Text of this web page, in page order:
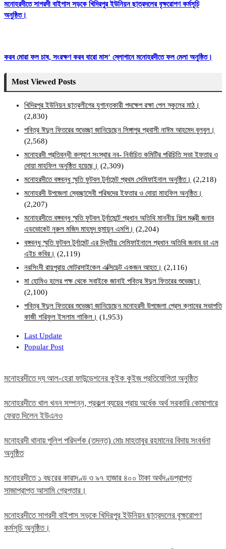
মনোহরদীতে সাগরদী বাইপাস সড়কে খিদিরপুর ইউনিয়ন ছাত্রদলের বৃক্ষরোপণ কর্মসূচি
অনুষ্ঠিত।
করব মোরা ফল চাষ, সংরক্ষণ করব বারো মাস’ স্লোগানে মনোহরদীতে ফল মেলা অনুষ্ঠিত।
Most Viewed Posts
খিদিরপুর ইউনিয়ন ছাত্রলীগের যুগান্তকারী পদক্ষেপ রক্ষা পেল স্কুলের মাঠ।
(2,830)
পবিত্র ঈদুল ফিতরের শুভেচ্ছা জানিয়েছেন সিঙ্গাপুর প্রবাসী নাঈম আহমেদ বুলবুল।
(2,568)
মনোহরদী প্রতিবন্ধী কল্যাণ সংস্থার নব- নির্বাচিত কমিটির পরিচিতি সভা ইফতার ও
দোয়া মাহফিল অনুষ্ঠিত হয়েছে। (2,309)
মনোহরদীতে বঙ্গবন্ধু স্মৃতি ফুটবল টুর্নামেন্ট প্রথম সেমিফাইনাল অনুষ্ঠিত। (2,218)
মনোহরদী উপজেলা স্বেচ্ছাসেবী পরিষদের ইফতার ও দোয়া মাহফিল অনুষ্ঠিত।
(2,207)
মনোহরদীতে বঙ্গবন্ধু স্মৃতি ফুটবল টুর্নামেন্টে প্রধান অতিথি মাননীয় শিল্প মন্ত্রী জনাব
এডভোকেট নুরুল মজিদ মাহমুদ হুমায়ূন এমপি। (2,204)
বঙ্গবন্ধু স্মৃতি ফুটবল টুর্নামেন্ট এর দ্বিতীয় সেমিফাইনালে প্রধান অতিথি জনাব ডা এম
এইচ কবির। (2,119)
নরসিংদী রায়পুরায় মোটরসাইকেল এক্সিডেন্ট একজন আহত। (2,116)
মা হোমিও হলের পক্ষ থেকে সবাইকে জানাই পবিত্র ঈদুল ফিতরের শুভেচ্ছা।
(2,100)
পবিত্র ঈদুল ফিতরের শুভেচ্ছা জানিয়েছেন মনোহরদী উপজেলা প্রেস ক্লাবের সভাপতি
কাজী শরিফুল ইসলাম শাকিল। (1,953)
Last Update
Popular Post
মনোহরদীতে দ্য আল-হেরা ফাউন্ডেশনের কুইক কুইজ প্রতিযোগিতা অনুষ্ঠিত
মনোহরদীতে খাল খনন সম্পন্ন, প্রকল্প ব্যয়ের প্রায় অর্ধেক অর্থ সরকারি কোষাগারে
ফেরত দিলেন ইউএনও
মনোহরদী থানায় পুলিশ পরিদর্শক (তদন্ত) মোঃ মাহতাবুর রহমানের বিদায় সংবর্ধনা
অনুষ্ঠিত
মনোহরদীতে ১ বছরের কারাদণ্ড ও ৯৭ হাজার ৪০০ টাকা অর্থদণ্ডপ্রাপ্ত
সাজাপ্রাপ্ত আসামি গ্রেপ্তার।
মনোহরদীতে সাগরদী বাইপাস সড়কে খিদিরপুর ইউনিয়ন ছাত্রদলের বৃক্ষরোপণ
কর্মসূচি অনুষ্ঠিত।